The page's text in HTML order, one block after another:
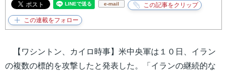
e-mail
【ワシントン、カイロ時事】米中央軍は１０日、イラン
の複数の標的を攻撃したと発表した。「イランの継続的な